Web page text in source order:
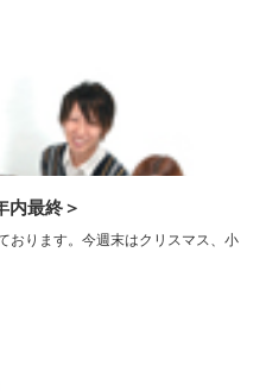
内最終＞
おります。今週末はクリスマス、小